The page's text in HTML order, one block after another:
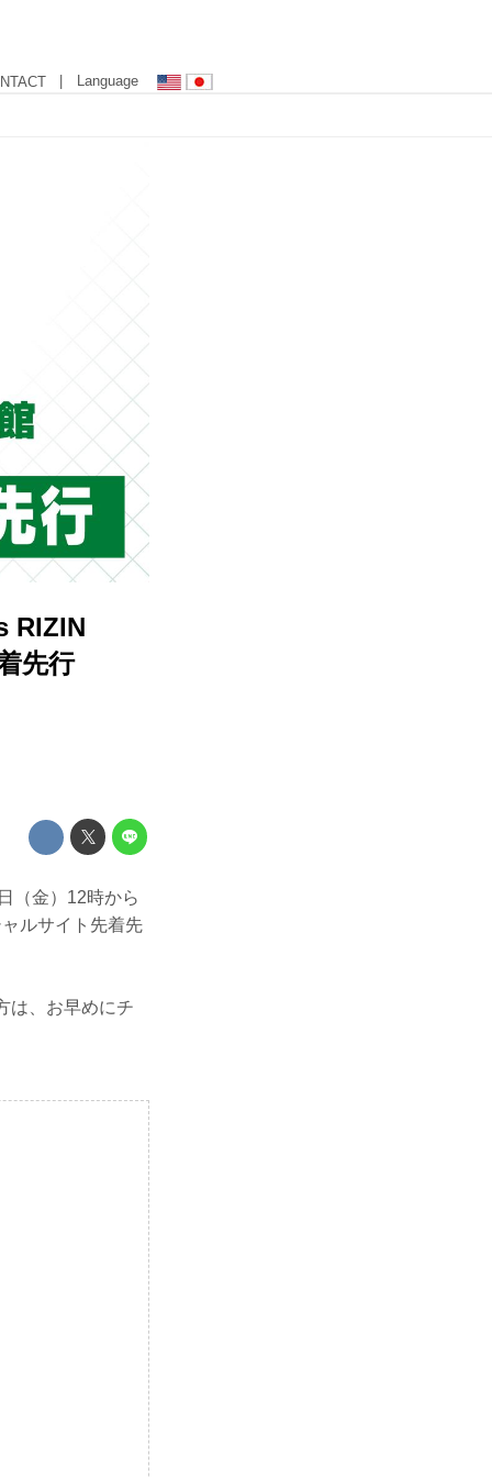
| Language
RIZIN
先行
（金）12時から
ルサイト先着先
は、お早めにチ